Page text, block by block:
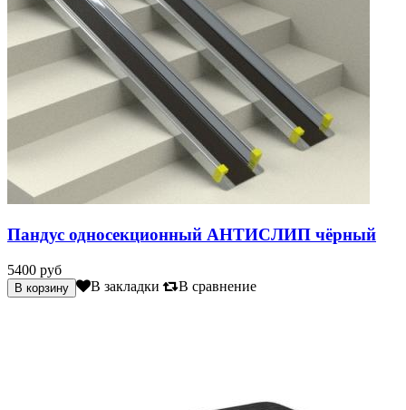
Пандус односекционный АНТИСЛИП чёрный
5400 руб
В закладки В сравнение